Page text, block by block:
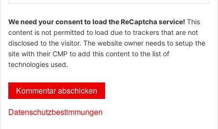
We need your consent to load the ReCaptcha service! This
content is not permitted to load due to trackers that are not
disclosed to the visitor. The website owner needs to setup the
site with their CMP to add this content to the list of
technologies used.
Datenschutzbestimmungen